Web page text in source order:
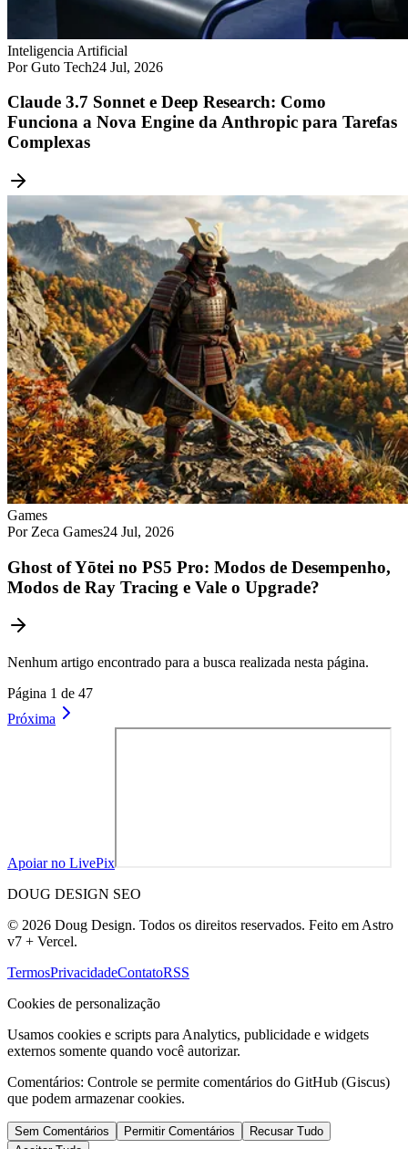
Inteligencia Artificial
Por Guto Tech24 Jul, 2026
Claude 3.7 Sonnet e Deep Research: Como
Funciona a Nova Engine da Anthropic para Tarefas
Complexas
Games
Por Zeca Games24 Jul, 2026
Ghost of Yōtei no PS5 Pro: Modos de Desempenho,
Modos de Ray Tracing e Vale o Upgrade?
Nenhum artigo encontrado para a busca realizada nesta página.
Página 1 de 47
Próxima
Apoiar no LivePix
DOUG DESIGN SEO
© 2026 Doug Design. Todos os direitos reservados. Feito em Astro
v7 + Vercel.
TermosPrivacidadeContatoRSS
Cookies de personalização
Usamos cookies e scripts para Analytics, publicidade e widgets
externos somente quando você autorizar.
Comentários: Controle se permite comentários do GitHub (Giscus)
que podem armazenar cookies.
Sem Comentários Permitir Comentários
Recusar Tudo